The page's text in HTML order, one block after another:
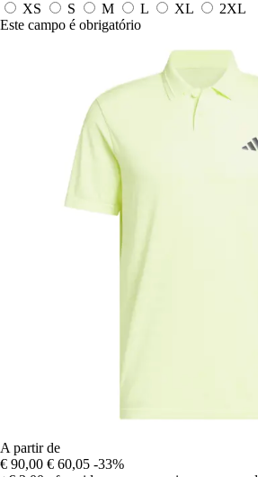
XS
S M L XL
2XL
Este campo é obrigatório
A partir de
€ 90,00 € 60,05 -33%